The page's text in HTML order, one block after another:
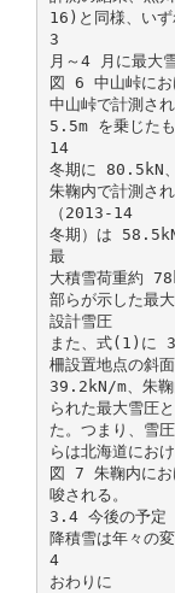
16)と同様、いず
3
月～4 月に最大
図 6 中山峠に
中山峠で計測さ
5.5m を乗じた
14
冬期に 80.5kN、
朱鞠内で計測さ
（2013-14
冬期）は
最
大積雪荷重約
部らが示した最
設計雪圧
また、式(1)に
柵設置地点の斜
39.2kN/m、朱
られた最大雪圧
た。つまり、雪
らは北海道にお
図 7 朱鞠内に
唆される。
3.4 今後の予定
降積雪は年々の
4
おわりに